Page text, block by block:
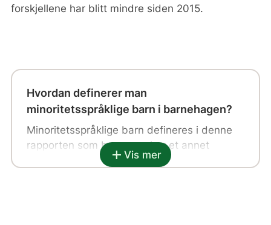
forskjellene har blitt mindre siden 2015.
Hvordan definerer man
minoritetsspråklige barn i barnehagen?
Minoritetsspråklige barn defineres i denne
rapporten som barn som har et annet
morsmål enn norsk, samisk, svensk, dansk
add Vis mer